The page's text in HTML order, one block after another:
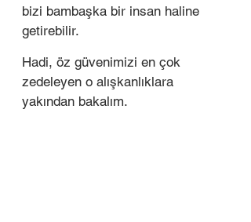
bizi bambaşka bir insan haline
getirebilir.
Hadi, öz güvenimizi en çok
zedeleyen o alışkanlıklara
yakından bakalım.